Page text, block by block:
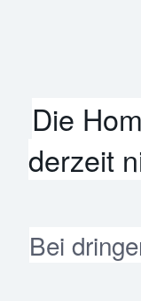
Die
derzeit
Bei